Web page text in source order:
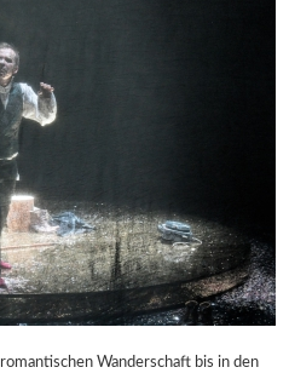
Wanderschaft bis in den